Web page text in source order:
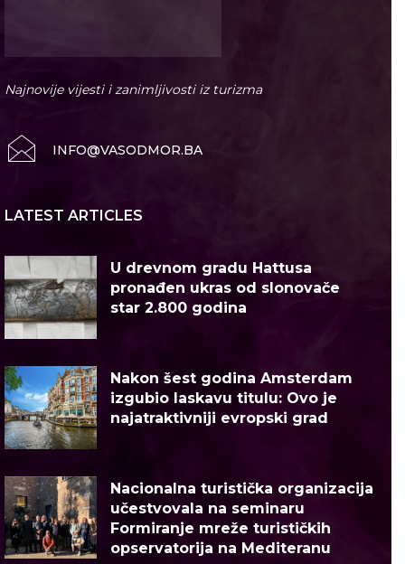
Najnovije vijesti i zanimljivosti iz turizma
INFO@VASODMOR.BA
LATEST ARTICLES
U drevnom gradu Hattusa
pronađen ukras od slonovače
star 2.800 godina
Nakon šest godina Amsterdam
izgubio laskavu titulu: Ovo je
najatraktivniji evropski grad
Nacionalna turistička organizacija
učestvovala na seminaru
Formiranje mreže turističkih
opservatorija na Mediteranu